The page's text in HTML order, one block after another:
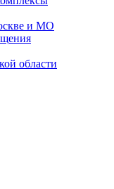
и МО
области